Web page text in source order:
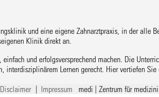
und eine eigene Zahnarztpraxis, in der
Klinik direkt an.
und erfolgsversprechend machen. Die
interdisziplinärem Lernen gerecht. Hier vertiefen
Disclaimer | Impressum medi | Zentrum für